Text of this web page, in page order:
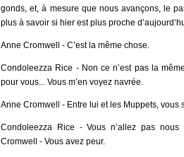
gonds, et, à mesure que nous avançons, le
plus à savoir si hier est plus proche
Anne Cromwell - C’est la même chose.
Condoleezza Rice - Non ce n’est pas la
pour vous... Vous m’en voyez navrée.
Anne Cromwell - Entre lui et les Muppets, vous
Condoleezza Rice - Vous n’allez pas
Cromwell - Vous avez peur.